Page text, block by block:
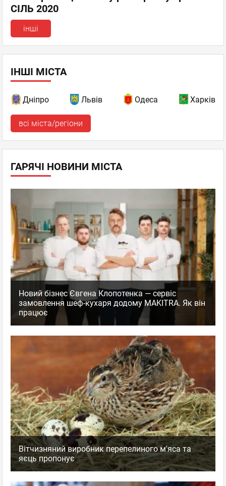
СІЛЬ 2020
інші
ІНШІ МІСТА
Дніпро Львів Одеса Харків
всі міста/регіони
ГАРЯЧІ НОВИНИ МІСТА
Новий бізнес Євгена Клопотенка — сервіс
замовлення шеф-кухаря додому MAKITRA. Як він
працює
Вітчизняний виробник перепелиного м'яса та
яєць пропонує